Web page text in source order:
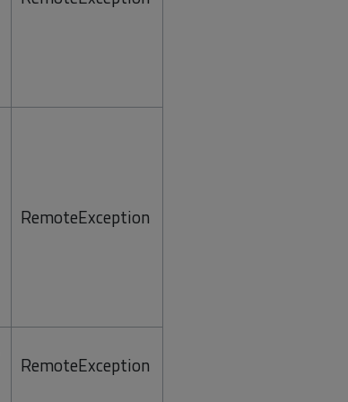
RemoteException
RemoteException